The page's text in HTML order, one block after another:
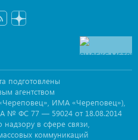
подготовлены
агентством
ИМА «Череповец»),
№ ФС 77 — 59024 от 18.08.2014
в сфере связи,
коммуникаций